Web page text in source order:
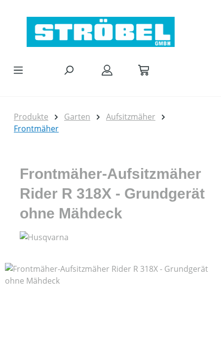
Produkte Garten
Aufsitzmäher
Frontmäher
Frontmäher-Aufsitzmäher
Rider R 318X - Grundgerät
ohne Mähdeck
Bildergalerie überspringen